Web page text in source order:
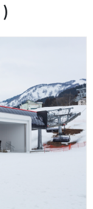
)